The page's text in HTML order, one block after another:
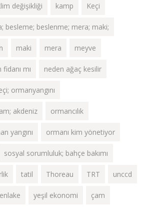
değişikliği kamp Keçi
besleme; beslenme; mera; maki;
maki mera meyve
mı neden ağaç kesilir
ormanyangını
akdeniz ormancılık
yangını ormanı kim yönetiyor
sosyal sorumluluk; bahçe bakımı
tatil Thoreau TRT unccd
yeşil ekonomi çam